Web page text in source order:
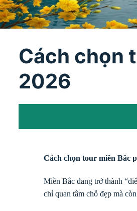
Cách chọn
2026
Cách chọn tour miền Bắc
Miền Bắc đang trở thành
chỉ quan tâm chỗ đẹp mà